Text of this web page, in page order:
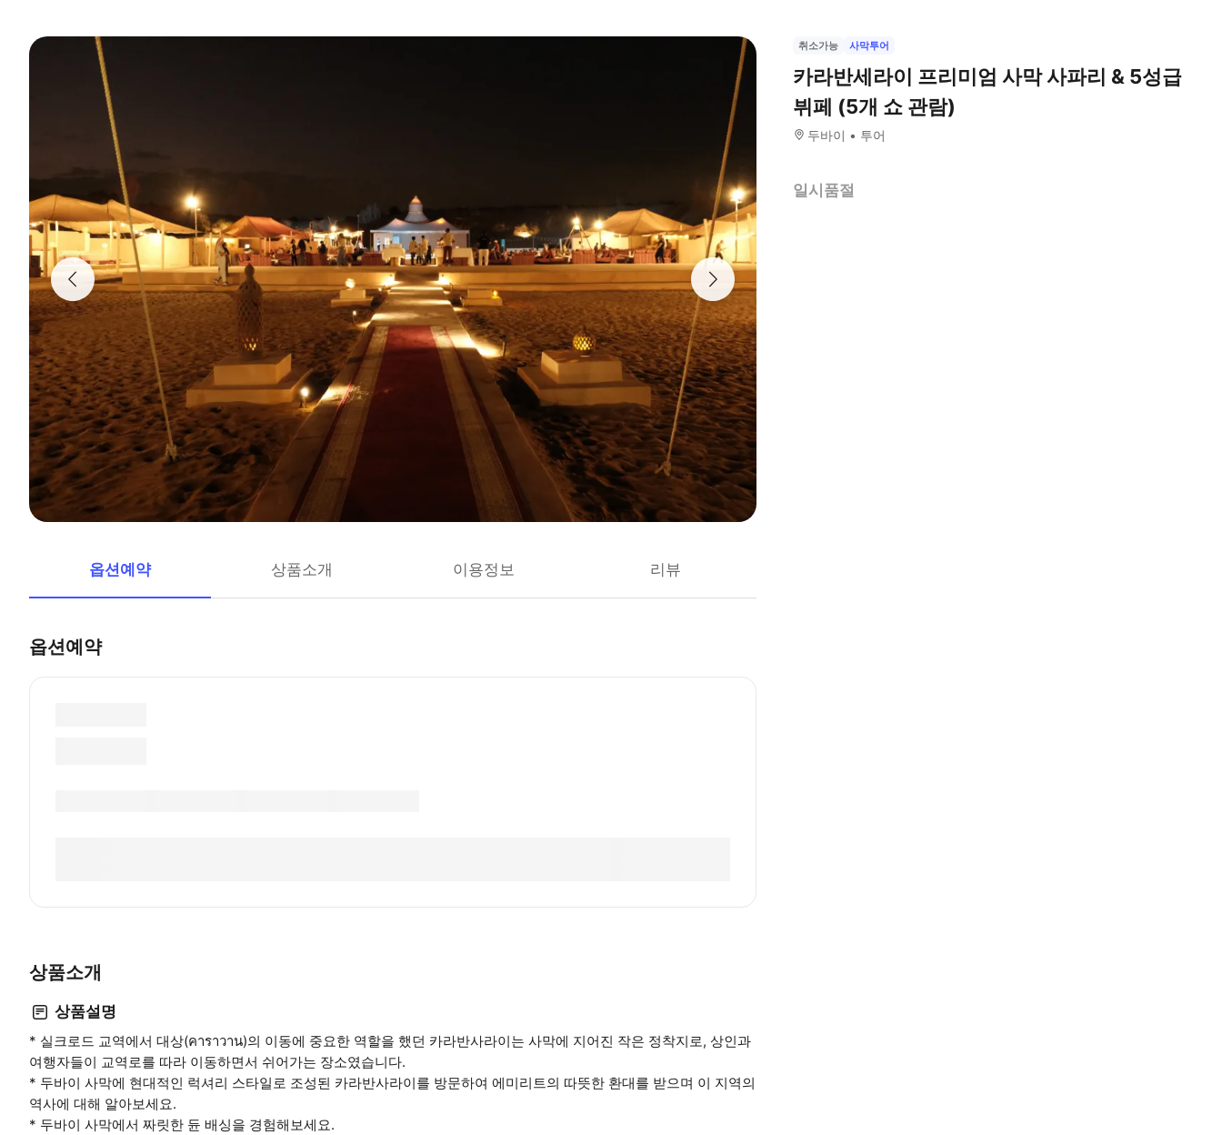
옵션예약 상품소개 이용정보 리뷰
옵션예약
상품소개
상품설명
* 실크로드 교역에서 대상(คาราวาน)의 이동에 중요한 역할을 했던 카라반사라이는 사막에 지어진 작은 정착지로, 상인과
여행자들이 교역로를 따라 이동하면서 쉬어가는 장소였습니다.
* 두바이 사막에 현대적인 럭셔리 스타일로 조성된 카라반사라이를 방문하여 에미리트의 따뜻한 환대를 받으며 이 지역의
역사에 대해 알아보세요.
* 두바이 사막에서 짜릿한 듄 배싱을 경험해보세요.
취소가능 사막투어
카라반세라이 프리미엄 사막 사파리 & 5성급
뷔페 (5개 쇼 관람)
두바이 투어
일시품절